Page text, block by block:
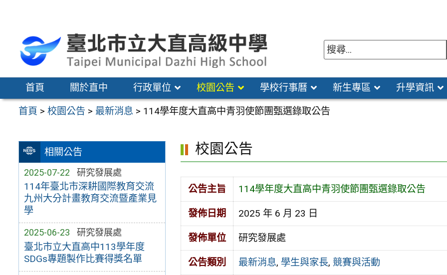
區
首頁 關於直中 行政單位 校園公告 學校行事曆 新生專區 升學資訊
首頁 >校園公告 > 最新消息 > 114學年度大直高中青羽使節團甄選錄取公告
相關公告
2025-07-22 研究發展處
114年臺北市深耕國際教育交流
九州大分計畫教育交流暨產業見
學
2025-06-23 研究發展處
臺北市立大直高中113學年度
SDGs專題製作比賽得獎名單
校園公告
公告主旨 114學年度大直高中青羽使節團甄選錄取公告
發佈日期 2025 年 6 月 23 日
發佈單位 研究發展處
公告類別 最新消息, 學生與家長, 競賽與活動